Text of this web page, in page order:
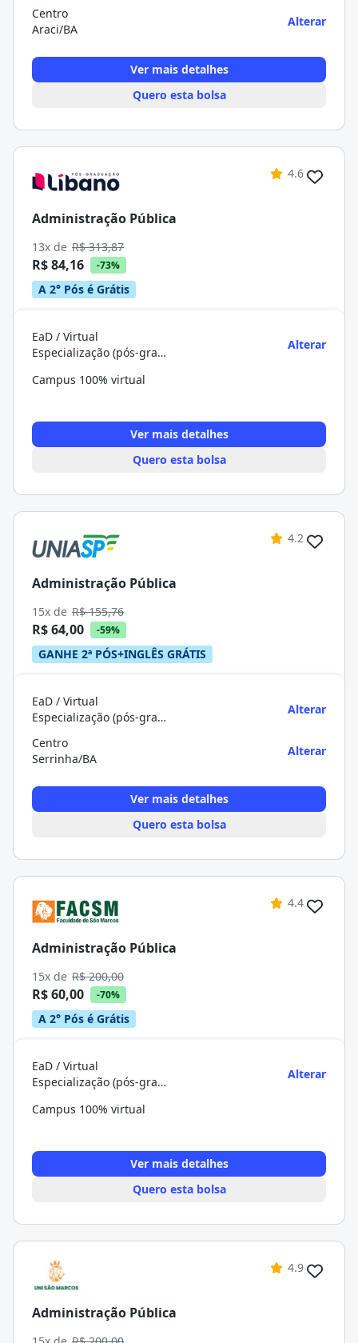
Centro
Araci/BA
Alterar
Ver mais detalhes
Quero esta bolsa
4.6
Administração Pública
13x de R$ 313,87
R$ 84,16 -73%
A 2° Pós é Grátis
EaD / Virtual
Especialização (pós-graduação)
Alterar
Campus 100% virtual
Ver mais detalhes
Quero esta bolsa
4.2
Administração Pública
15x de R$ 155,76
R$ 64,00 -59%
GANHE 2ª PÓS+INGLÊS GRÁTIS
EaD / Virtual
Especialização (pós-graduação)
Alterar
Centro
Serrinha/BA
Alterar
Ver mais detalhes
Quero esta bolsa
4.4
Administração Pública
15x de R$ 200,00
R$ 60,00 -70%
A 2° Pós é Grátis
EaD / Virtual
Especialização (pós-graduação)
Alterar
Campus 100% virtual
Ver mais detalhes
Quero esta bolsa
4.9
Administração Pública